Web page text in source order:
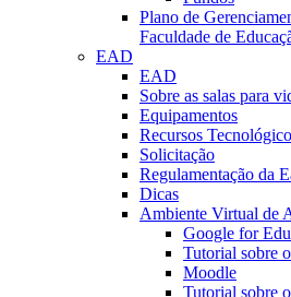
Plano de
Faculdade de
EAD
EAD
Sobre as salas para
Equipamentos
Recursos
Solicitação
Regulamentação da
Dicas
Ambiente Virtual de
Google for
Tutorial sobre
Moodle
Tutorial sobre